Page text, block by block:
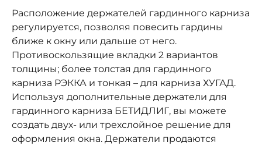
Расположение держателей гардинного карниза
регулируется, позволяя повесить гардины
ближе к окну или дальше от него.
Противоскользящие вкладки 2 вариантов
толщины; более толстая для гардинного
карниза РЭККА и тонкая – для карниза ХУГАД.
Используя дополнительные держатели для
гардинного карниза БЕТИДЛИГ, вы можете
создать двух- или трехслойное решение для
оформления окна. Держатели продаются